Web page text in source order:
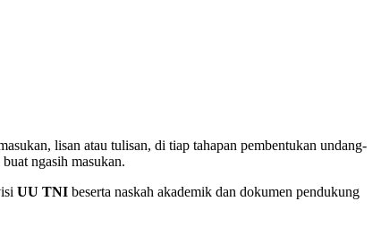
lisan atau tulisan, di tiap tahapan pembentukan undang-
ngasih masukan.
UU TNI beserta naskah akademik dan dokumen pendukung